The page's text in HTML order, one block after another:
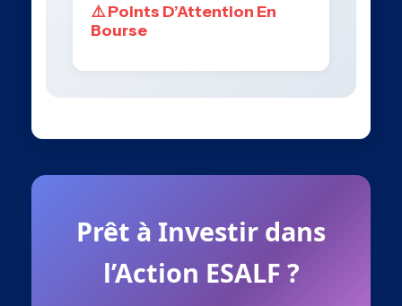
⚠️ Points D’Attention En
Bourse
Prêt à Investir dans
l’Action ESALF ?